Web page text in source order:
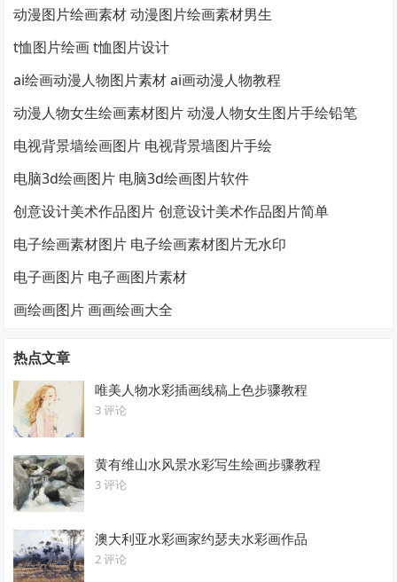
动漫图片绘画素材 动漫图片绘画素材男生
t恤图片绘画 t恤图片设计
ai绘画动漫人物图片素材 ai画动漫人物教程
动漫人物女生绘画素材图片 动漫人物女生图片手绘铅笔
电视背景墙绘画图片 电视背景墙图片手绘
电脑3d绘画图片 电脑3d绘画图片软件
创意设计美术作品图片 创意设计美术作品图片简单
电子绘画素材图片 电子绘画素材图片无水印
电子画图片 电子画图片素材
画绘画图片 画画绘画大全
热点文章
唯美人物水彩插画线稿上色步骤教程
3 评论
黄有维山水风景水彩写生绘画步骤教程
3 评论
澳大利亚水彩画家约瑟夫水彩画作品
2 评论